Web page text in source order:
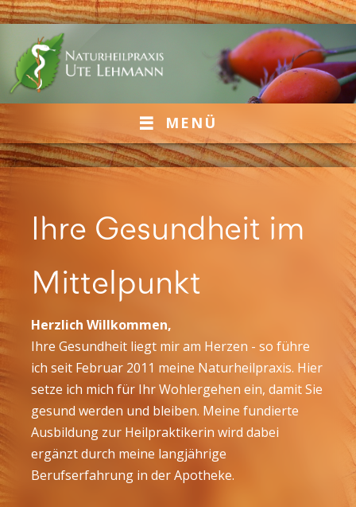
MENÜ
Ihre Gesundheit im
Mittelpunkt
Herzlich Willkommen,
Ihre Gesundheit liegt mir am Herzen - so führe
ich seit Februar 2011 meine Naturheilpraxis. Hier
setze ich mich für Ihr Wohlergehen ein, damit Sie
gesund werden und bleiben. Meine fundierte
Ausbildung zur Heilpraktikerin wird dabei
ergänzt durch meine langjährige
Berufserfahrung in der Apotheke.